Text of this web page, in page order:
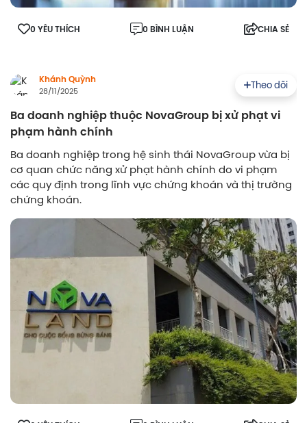
0 YÊU THÍCH 0 BÌNH LUẬN CHIA SẺ
Khánh Quỳnh
28/11/2025
Theo dõi
Ba doanh nghiệp thuộc NovaGroup bị xử phạt vi
phạm hành chính
Ba doanh nghiệp trong hệ sinh thái NovaGroup vừa bị
cơ quan chức năng xử phạt hành chính do vi phạm
các quy định trong lĩnh vực chứng khoán và thị trường
chứng khoán.